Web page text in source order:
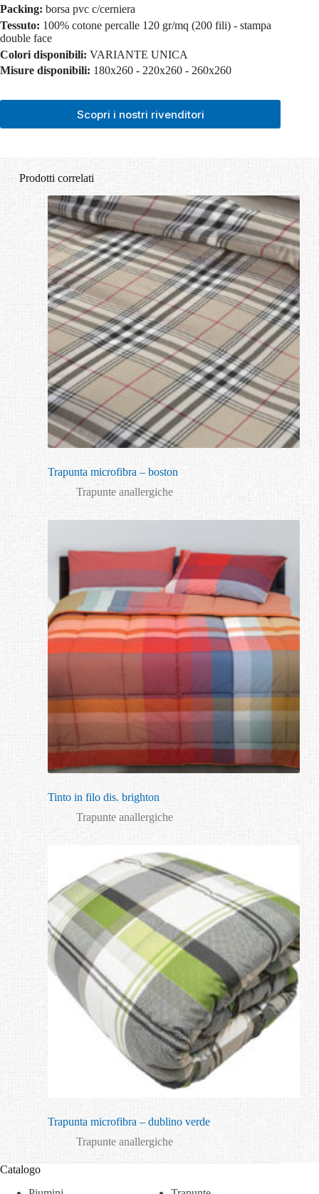
Packing: borsa pvc c/cerniera
Tessuto: 100% cotone percalle 120 gr/mq (200 fili) - stampa
double face
Colori disponibili: VARIANTE UNICA
Misure disponibili: 180x260 - 220x260 - 260x260
Scopri i nostri rivenditori
Prodotti correlati
Trapunta microfibra – boston
Trapunte anallergiche
Tinto in filo dis. brighton
Trapunte anallergiche
Trapunta microfibra – dublino verde
Trapunte anallergiche
Catalogo